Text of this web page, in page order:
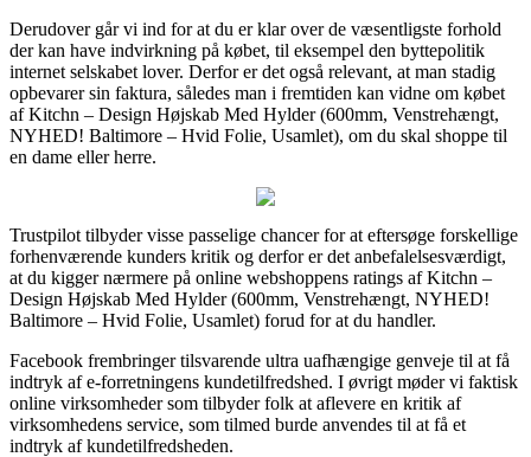
Derudover går vi ind for at du er klar over de væsentligste forhold
der kan have indvirkning på købet, til eksempel den byttepolitik
internet selskabet lover. Derfor er det også relevant, at man stadig
opbevarer sin faktura, således man i fremtiden kan vidne om købet
af Kitchn – Design Højskab Med Hylder (600mm, Venstrehængt,
NYHED! Baltimore – Hvid Folie, Usamlet), om du skal shoppe til
en dame eller herre.
Trustpilot tilbyder visse passelige chancer for at eftersøge forskellige
forhenværende kunders kritik og derfor er det anbefalelsesværdigt,
at du kigger nærmere på online webshoppens ratings af Kitchn –
Design Højskab Med Hylder (600mm, Venstrehængt, NYHED!
Baltimore – Hvid Folie, Usamlet) forud for at du handler.
Facebook frembringer tilsvarende ultra uafhængige genveje til at få
indtryk af e-forretningens kundetilfredshed. I øvrigt møder vi faktisk
online virksomheder som tilbyder folk at aflevere en kritik af
virksomhedens service, som tilmed burde anvendes til at få et
indtryk af kundetilfredsheden.